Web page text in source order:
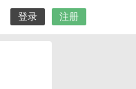
登录 注册